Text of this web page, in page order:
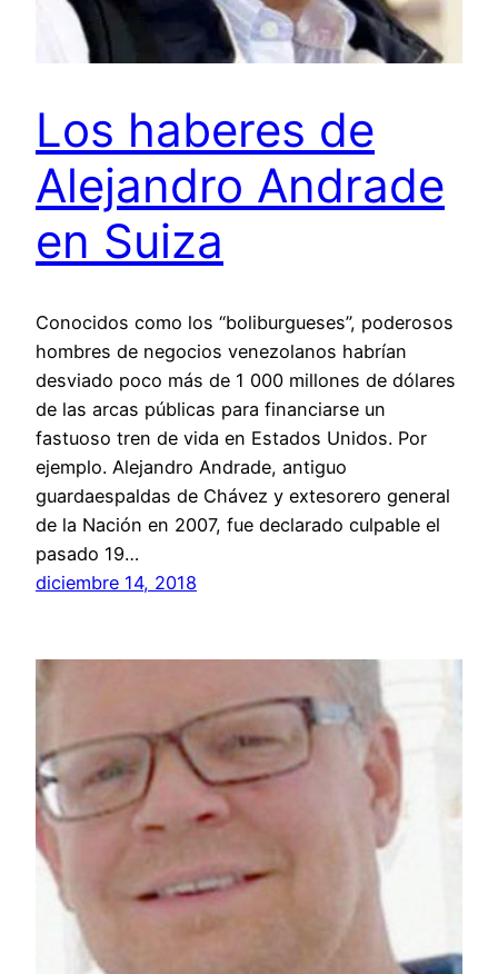
Los haberes de
Alejandro Andrade
en Suiza
Conocidos como los “boliburgueses”, poderosos
hombres de negocios venezolanos habrían
desviado poco más de 1 000 millones de dólares
de las arcas públicas para financiarse un
fastuoso tren de vida en Estados Unidos. Por
ejemplo. Alejandro Andrade, antiguo
guardaespaldas de Chávez y extesorero general
de la Nación en 2007, fue declarado culpable el
pasado 19…
diciembre 14, 2018